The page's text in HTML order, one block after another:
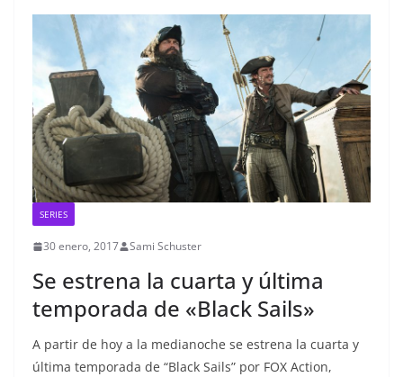
SERIES
30 enero, 2017 Sami Schuster
Se estrena la cuarta y última
temporada de «Black Sails»
A partir de hoy a la medianoche se estrena la cuarta y
última temporada de “Black Sails” por FOX Action,